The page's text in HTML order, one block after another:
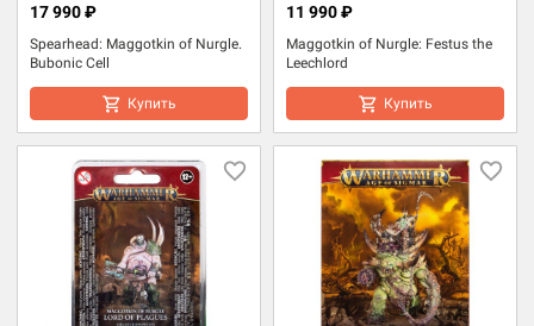
Spearhead: Maggotkin of Nurgle.
Bubonic Cell
17 990 ₽
Купить
Maggotkin of Nurgle: Festus the
Leechlord
11 990 ₽
Купить